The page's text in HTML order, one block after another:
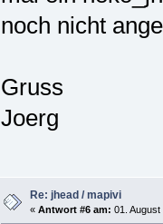
noch nicht
Gruss
Joerg
Re: jhead / mapivi
« Antwort #6 am: 01.